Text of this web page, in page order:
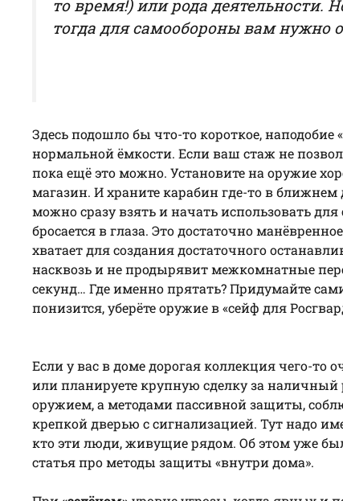
то время!) или рода деятельности.
тогда для самообороны вам нужно
Здесь подошло бы что-то короткое,
нормальной ёмкости. Если ваш стаж не
пока ещё это можно. Установите на оружие
магазин. И храните карабин где-то в ближнем
можно сразу взять и начать использовать
бросается в глаза. Это достаточно
хватает для создания достаточного
насквозь и не продырявит межкомнатные
секунд… Где именно прятать? Придумайте
понизится, уберёте оружие в «сейф для
Если у вас в доме дорогая коллекция чего-то
или планируете крупную сделку за наличный
оружием, а методами пассивной защиты,
крепкой дверью с сигнализацией. Тут надо
кто эти люди, живущие рядом. Об этом уже
статья про методы защиты «внутри дома».